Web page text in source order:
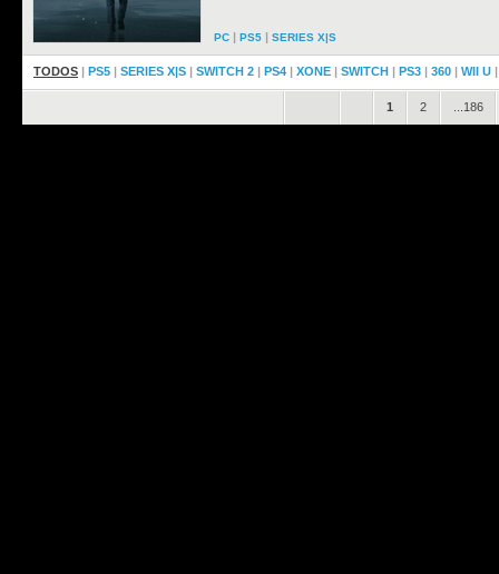
PC | PS5 | SERIES X|S
TODOS | PS5 | SERIES X|S | SWITCH 2 | PS4 | XONE | SWITCH | PS3 | 360 | WII U
1 2 ...186